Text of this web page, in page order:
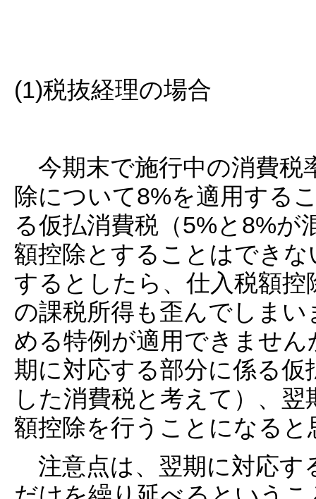
(1)税抜経理の場合
今期末で施行中の消費税
除について8%を適用する
る仮払消費税（5%と8%が
額控除とすることはでき
するとしたら、仕入税額
の課税所得も歪んでしま
める特例が適用できませ
期に対応する部分に係る
した消費税と考えて）、
額控除を行うことになると
注意点は、翌期に対応す